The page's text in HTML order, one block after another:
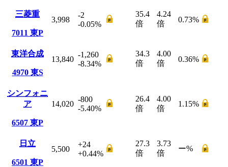
三菱重
7011 東P
3,998
-2
-0.05%
35.4
倍
4.24
倍
0.73%
東洋合成
4970 東S
13,840
-1,260
-8.34%
34.3
倍
4.00
倍
0.36%
シンフォニ
ア
6507 東P
14,020
-800
-5.40%
26.4
倍
4.00
倍
1.15%
日立
6501 東P
5,500
+24
+0.44%
27.3
倍
3.73
倍
ー%